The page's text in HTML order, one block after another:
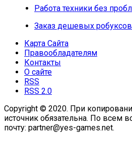
Работа техники без
Заказ дешевых
Карта Сайта
Правообладателям
Контакты
О сайте
RSS
RSS 2.0
Copyright © 2020. При
источник обязательна. По всем
почту: partner@yes-games.net.